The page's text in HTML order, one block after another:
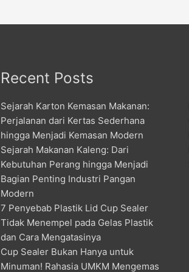
Recent Posts
Sejarah Karton Kemasan Makanan:
Perjalanan dari Kertas Sederhana
hingga Menjadi Kemasan Modern
Sejarah Makanan Kaleng: Dari
Kebutuhan Perang hingga Menjadi
Bagian Penting Industri Pangan
Modern
7 Penyebab Plastik Lid Cup Sealer
Tidak Menempel pada Gelas Plastik
dan Cara Mengatasinya
Cup Sealer Bukan Hanya untuk
Minuman! Rahasia UMKM Mengemas